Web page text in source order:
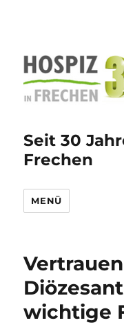
Seit 30
Frechen
MENÜ
wichtige